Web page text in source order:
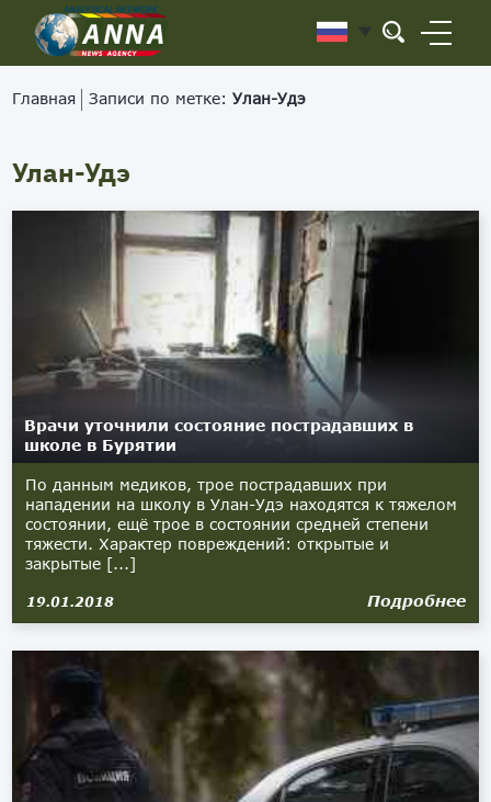
Главная Записи по метке:Улан-Удэ
Улан-Удэ
Врачи уточнили состояние пострадавших в
школе в Бурятии
По данным медиков, трое пострадавших при
нападении на школу в Улан-Удэ находятся к тяжелом
состоянии, ещё трое в состоянии средней степени
тяжести. Характер повреждений: открытые и
закрытые [...]
19.01.2018 Подробнее